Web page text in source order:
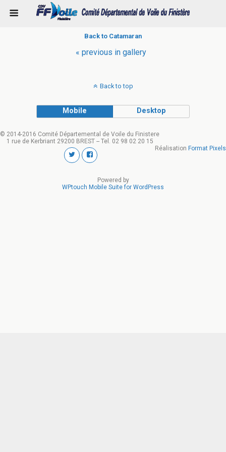
Back to Catamaran
« previous in gallery
Back to top
Mobile Desktop
© 2014-2016 Comité Départemental de Voile du Finistere
1 rue de Kerbriant 29200 BREST -- Tel. 02 98 02 20 15
Réalisation Format Pixels
Powered by
WPtouch Mobile Suite for WordPress